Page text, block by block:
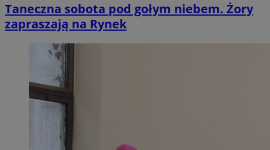
Taneczna sobota pod gołym niebem. Żory
zapraszają na Rynek